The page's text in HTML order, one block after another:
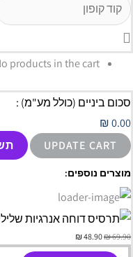
products in the cart.
סכום ביניים (כולל מע"מ) :⠀
0.00
₪
UPDATE CART
מוצרים נוספים:
69.90
₪
48.90
₪